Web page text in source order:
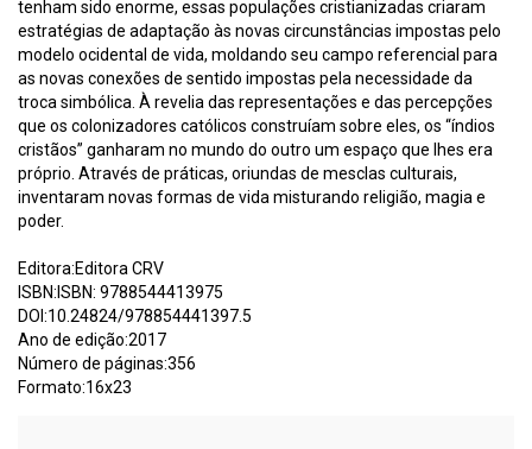
tenham sido enorme, essas populações cristianizadas criaram
estratégias de adaptação às novas circunstâncias impostas pelo
modelo ocidental de vida, moldando seu campo referencial para
as novas conexões de sentido impostas pela necessidade da
troca simbólica. À revelia das representações e das percepções
que os colonizadores católicos construíam sobre eles, os “índios
cristãos” ganharam no mundo do outro um espaço que lhes era
próprio. Através de práticas, oriundas de mesclas culturais,
inventaram novas formas de vida misturando religião, magia e
poder.
Editora:Editora CRV
ISBN:ISBN: 9788544413975
DOI:10.24824/978854441397.5
Ano de edição:2017
Número de páginas:356
Formato:16x23